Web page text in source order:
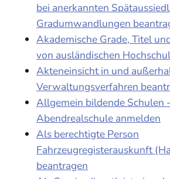
bei anerkannten
Gradumwandlungen
Akademische Grade, Titel
von ausländischen
Akteneinsicht in und
Verwaltungsverfahren
Allgemein bildende Schulen
Abendrealschule anmelden
Als berechtigte Person
Fahrzeugregisterauskunft
beantragen